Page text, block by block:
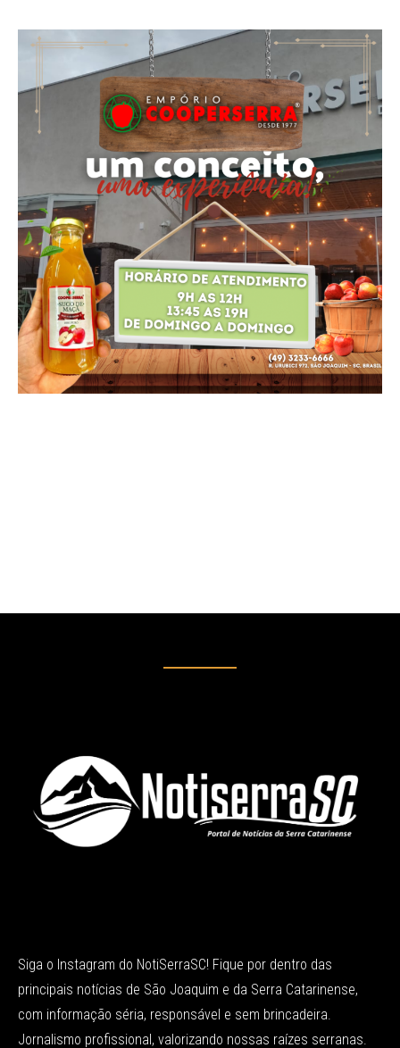
Siga o Instagram do NotiSerraSC! Fique por dentro das
principais notícias de São Joaquim e da Serra Catarinense,
com informação séria, responsável e sem brincadeira.
Jornalismo profissional, valorizando nossas raízes serranas.